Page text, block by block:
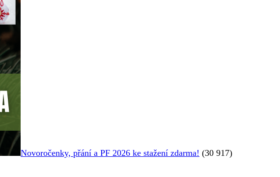
Novoročenky, přání a PF 2026 ke stažení zdarma! (30 917)